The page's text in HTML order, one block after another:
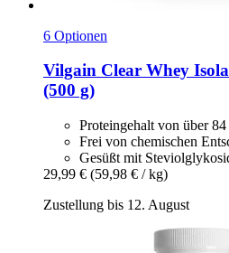
6 Optionen
Vilgain Clear Whey
(500 g)
Proteingehalt von über 84
Frei von chemischen
Gesüßt mit
29,99 € (59,98 € / kg)
Zustellung bis 12. August